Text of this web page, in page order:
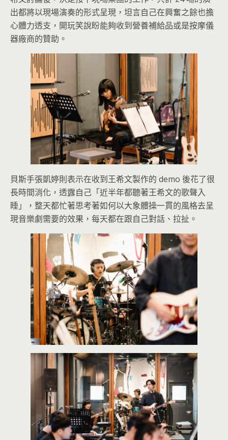
出都將以現場演奏的形式呈現，坦言自己在興奮之餘也擔
心體力透支，開玩笑說盼能夠收到營養補給品或是按摩儀
器廠商的贊助。
貝斯手張凱婷則表示在收到王希文製作的 demo 後花了很
長時間消化，透露自己「近半年都聽著王希文的歌聲入
睡」，整天都忙著思考著如何以大象體操一貫的風格去呈
現音樂劇需要的效果，每天都在跟自己對話、拉扯。